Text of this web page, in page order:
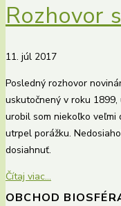
Rozhovor
11. júl 2017
Posledný rozhovor
uskutočnený v roku
urobil som niekoľko veľmi
utrpel porážku.
dosiahnuť.
Čítaj viac...
OBCHOD